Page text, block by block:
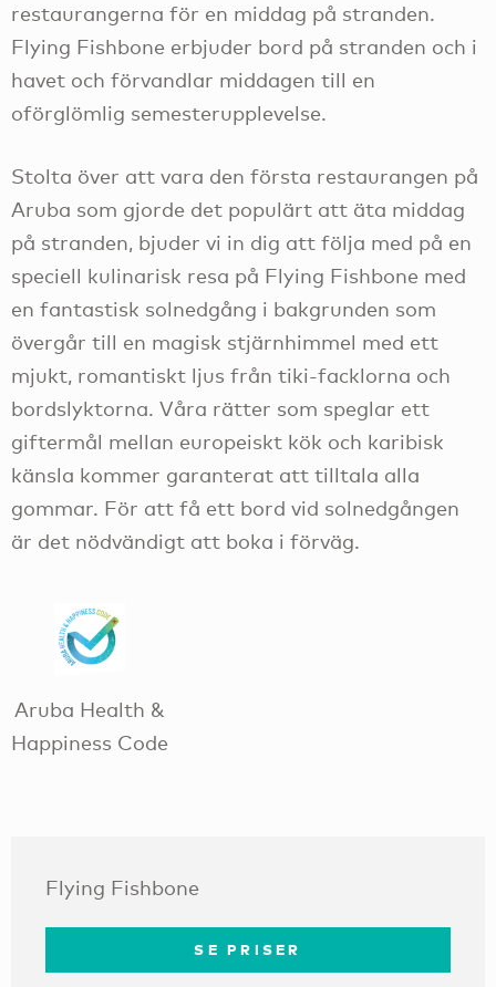
restaurangerna för en middag på stranden.
Flying Fishbone erbjuder bord på stranden och i
havet och förvandlar middagen till en
oförglömlig semesterupplevelse.
Stolta över att vara den första restaurangen på
Aruba som gjorde det populärt att äta middag
på stranden, bjuder vi in dig att följa med på en
speciell kulinarisk resa på Flying Fishbone med
en fantastisk solnedgång i bakgrunden som
övergår till en magisk stjärnhimmel med ett
mjukt, romantiskt ljus från tiki-facklorna och
bordslyktorna. Våra rätter som speglar ett
giftermål mellan europeiskt kök och karibisk
känsla kommer garanterat att tilltala alla
gommar. För att få ett bord vid solnedgången
är det nödvändigt att boka i förväg.
Aruba Health &
Happiness Code
Flying Fishbone
SE PRISER